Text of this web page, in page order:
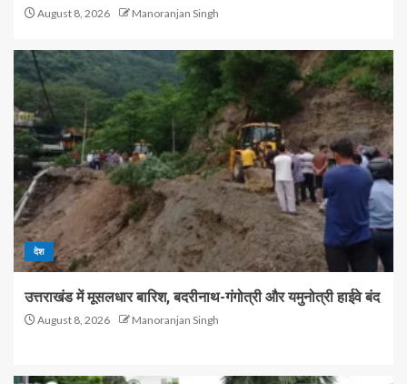
August 8, 2026 Manoranjan Singh
देश
उत्तराखंड में मूसलधार बारिश, बदरीनाथ-गंगोत्री और यमुनोत्री हाईवे बंद
August 8, 2026 Manoranjan Singh